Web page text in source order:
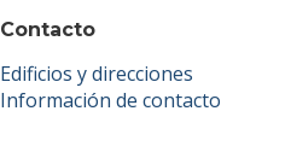
Contacto
Edificios y direcciones
Información de contacto